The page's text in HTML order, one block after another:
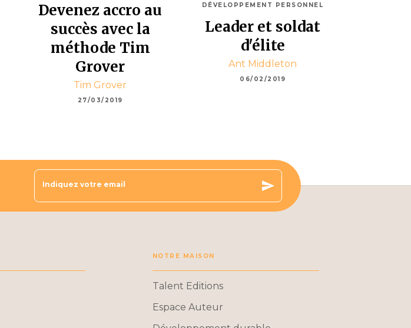
Devenez accro au
succès avec la
méthode Tim
Grover
Tim Grover
27/03/2019
DÉVELOPPEMENT PERSONNEL
Leader et soldat
d'élite
Ant Middleton
06/02/2019
Indiquez votre email send
NOTRE MAISON
Talent Editions
Espace Auteur